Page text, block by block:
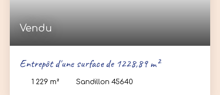
Vendu
Entrepôt d'une surface de 1228,89 m²
1 229 m² Sandillon 45640